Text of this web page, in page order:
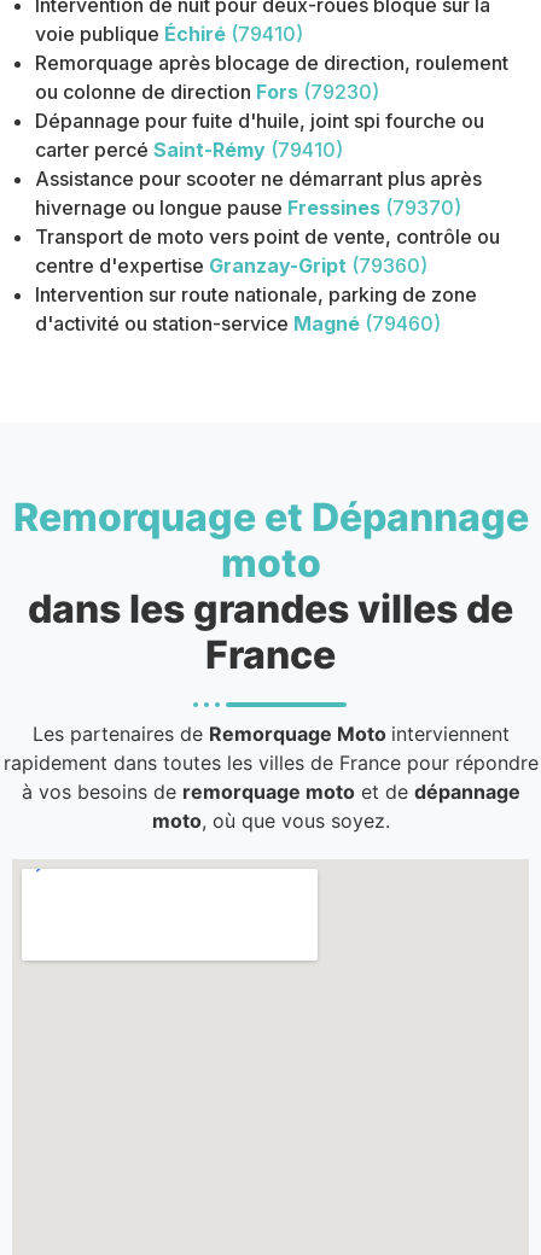
Intervention de nuit pour deux-roues bloqué sur la
voie publique Échiré (79410)
Remorquage après blocage de direction, roulement
ou colonne de direction Fors (79230)
Dépannage pour fuite d'huile, joint spi fourche ou
carter percé Saint-Rémy (79410)
Assistance pour scooter ne démarrant plus après
hivernage ou longue pause Fressines (79370)
Transport de moto vers point de vente, contrôle ou
centre d'expertise Granzay-Gript (79360)
Intervention sur route nationale, parking de zone
d'activité ou station-service Magné (79460)
Remorquage et Dépannage
moto
dans les grandes villes de
France
Les partenaires de Remorquage Moto interviennent
rapidement dans toutes les villes de France pour répondre
à vos besoins de remorquage motoet de dépannage
moto, où que vous soyez.